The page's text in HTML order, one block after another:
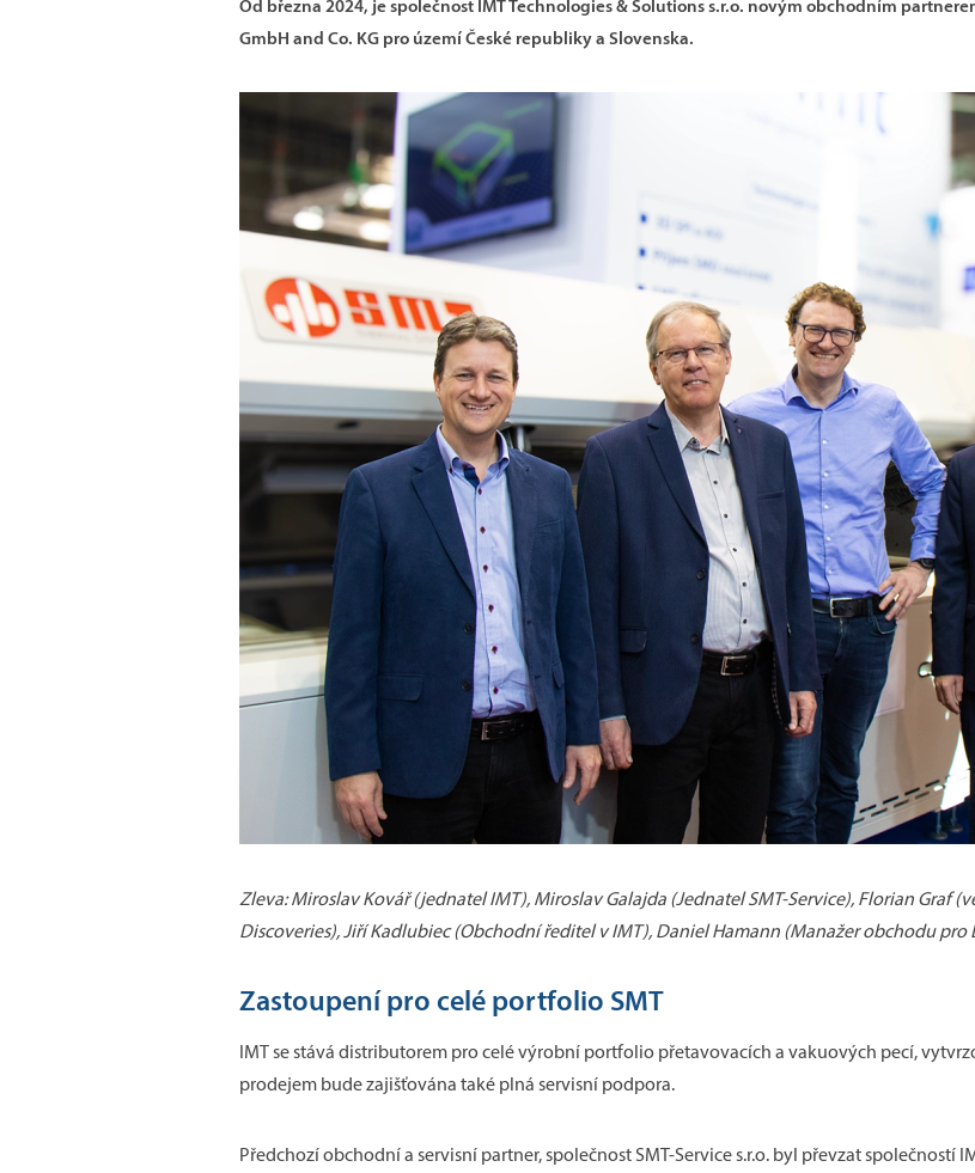
Od března 2024, je společnost IMT Technologies & Solutions s.r.o. novým obchodním
GmbH and Co. KG pro území České republiky a Slovenska.
Zleva: Miroslav Kovář (jednatel IMT), Miroslav Galajda (Jednatel SMT-Service), Florian Graf
Discoveries), Jiří Kadlubiec (Obchodní ředitel v IMT), Daniel Hamann (Manažer obchodu pro
Zastoupení pro celé portfolio SMT
IMT se stává distributorem pro celé výrobní portfolio přetavovacích a vakuových pecí,
prodejem bude zajišťována také plná servisní podpora.
Předchozí obchodní a servisní partner, společnost SMT-Service s.r.o. byl převzat